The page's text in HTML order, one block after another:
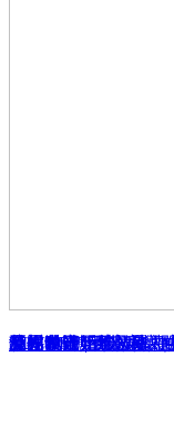
厦门中铁元湾 - 私人
漳州私宅 - 无风格，
漳州龙江明珠
凝固时光，绽放幸
ALVIN VISION厦门
梵视映画婚纱摄影（
品界设计 | 西安-水
SUGAR糖丁儿童摄
长春梦田婚礼